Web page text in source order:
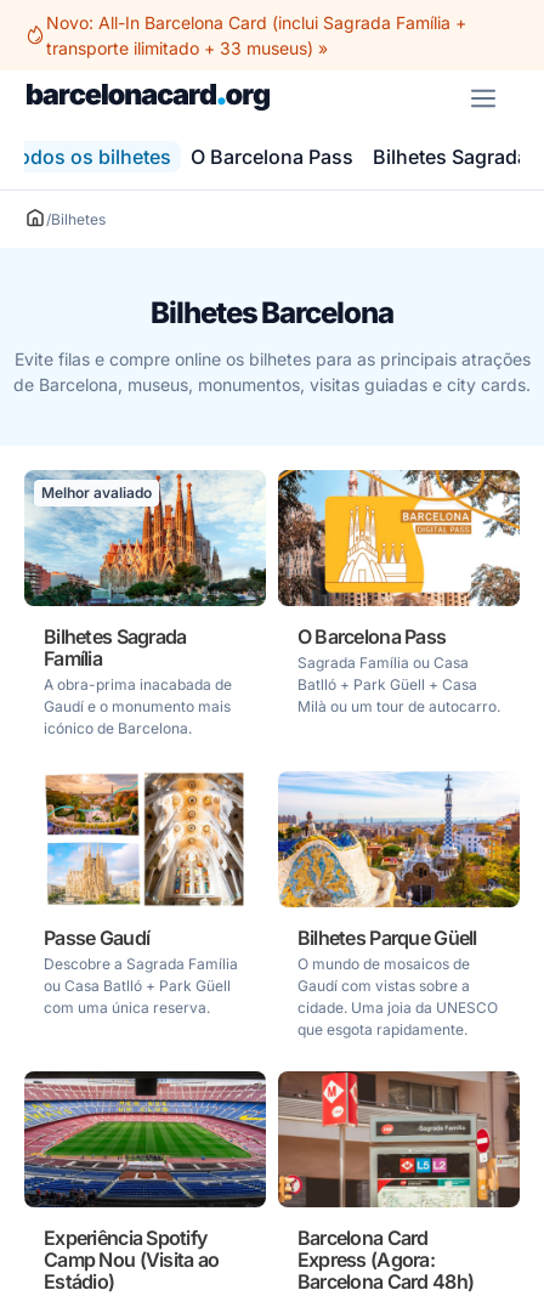
Saltar
para
conteúdo
Novo: All-In Barcelona Card (inclui Sagrada Família +
transporte ilimitado + 33 museus) »
Todos os bilhetes O Barcelona Pass Bilhetes Sagrada
/Bilhetes
Bilhetes Barcelona
Evite filas e compre online os bilhetes para as principais atrações
de Barcelona, museus, monumentos, visitas guiadas e city cards.
Melhor avaliado
Bilhetes Sagrada
Família
A obra-prima inacabada de
Gaudí e o monumento mais
icónico de Barcelona.
O Barcelona Pass
Sagrada Família ou Casa
Batlló + Park Güell + Casa
Milà ou um tour de autocarro.
Passe Gaudí
Descobre a Sagrada Família
ou Casa Batlló + Park Güell
com uma única reserva.
Bilhetes Parque Güell
O mundo de mosaicos de
Gaudí com vistas sobre a
cidade. Uma joia da UNESCO
que esgota rapidamente.
Experiência Spotify
Camp Nou (Visita ao
Estádio)
Barcelona Card
Express (Agora:
Barcelona Card 48h)